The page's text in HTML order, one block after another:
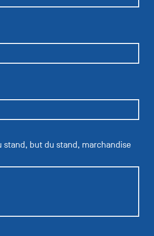
stand, but du stand, marchandise